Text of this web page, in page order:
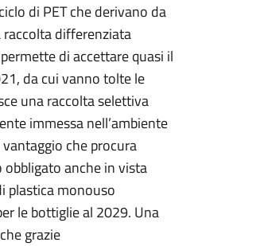
di PET che derivano da
raccolta differenziata
di accettare quasi il
da cui vanno tolte le
una raccolta selettiva
immessa nell’ambiente
che procura
anche in vista
plastica monouso
le bottiglie al 2029. Una
grazie